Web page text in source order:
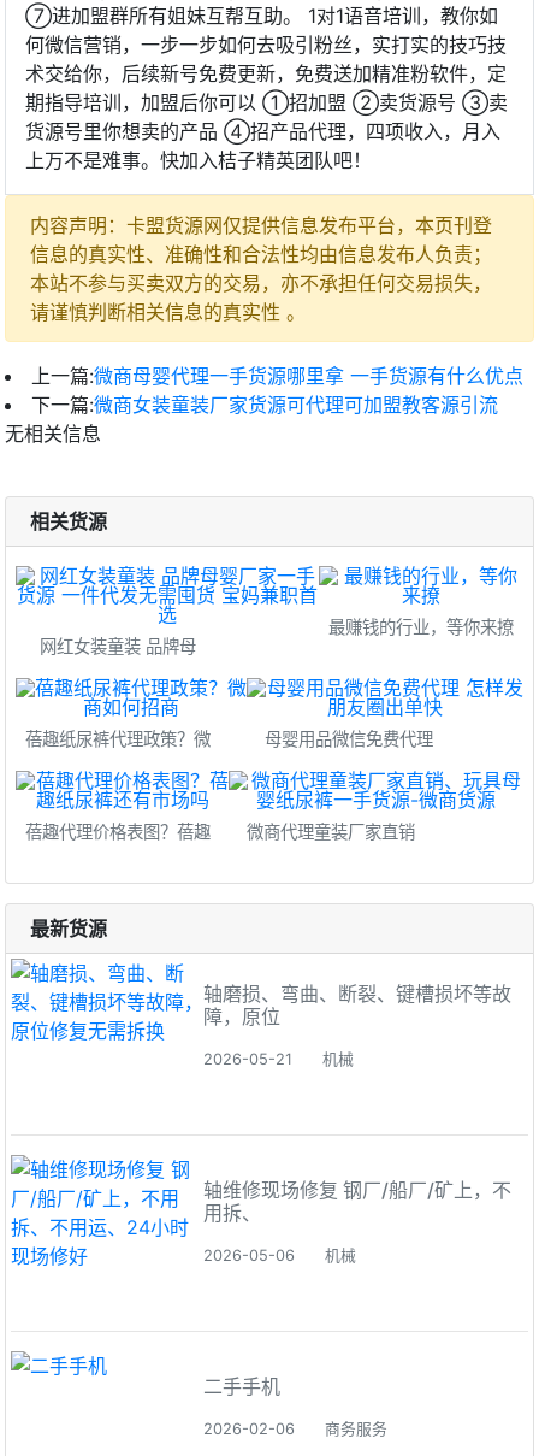
⑦进加盟群所有姐妹互帮互助。 1对1语音培训，教你如
何微信营销，一步一步如何去吸引粉丝，实打实的技巧技
术交给你，后续新号免费更新，免费送加精准粉软件，定
期指导培训，加盟后你可以 ①招加盟 ②卖货源号 ③卖
货源号里你想卖的产品 ④招产品代理，四项收入，月入
上万不是难事。快加入桔子精英团队吧！
内容声明：卡盟货源网仅提供信息发布平台，本页刊登
信息的真实性、准确性和合法性均由信息发布人负责；
本站不参与买卖双方的交易，亦不承担任何交易损失，
请谨慎判断相关信息的真实性 。
上一篇:微商母婴代理一手货源哪里拿 一手货源有什么优点
下一篇:微商女装童装厂家货源可代理可加盟教客源引流
无相关信息
相关货源
网红女装童装 品牌母
最赚钱的行业，等你来撩
蓓趣纸尿裤代理政策？微 母婴用品微信免费代理
蓓趣代理价格表图？蓓趣 微商代理童装厂家直销
最新货源
轴磨损、弯曲、断裂、键槽损坏等故
障，原位
2026-05-21 机械
轴维修现场修复 钢厂/船厂/矿上，不
用拆、
2026-05-06 机械
二手手机
2026-02-06 商务服务